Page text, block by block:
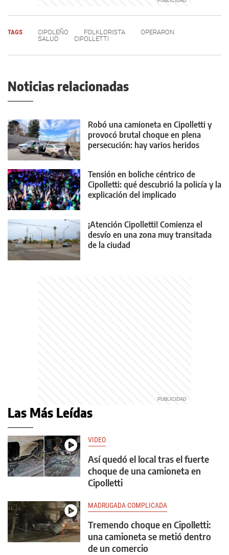
TAGS CIPOLEÑO FOLKLORISTA
OPERARON
SALUD
CIPOLLETTI
Noticias relacionadas
Robó una camioneta en Cipolletti y
provocó brutal choque en plena
persecución: hay varios heridos
Tensión en boliche céntrico de
Cipolletti: qué descubrió la policía y la
explicación del implicado
¡Atención Cipolletti! Comienza el
desvío en una zona muy transitada
de la ciudad
Las Más Leídas
VIDEO
Así quedó el local tras el fuerte
choque de una camioneta en
Cipolletti
MADRUGADA COMPLICADA
Tremendo choque en Cipolletti:
una camioneta se metió dentro
de un comercio